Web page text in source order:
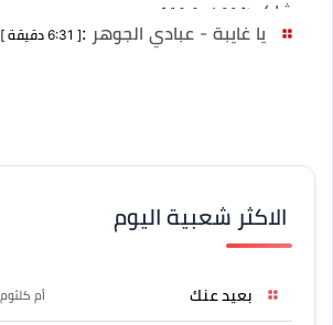
شاكر :[ 4:00 دقيقة ]
يا غايبة - عبادي الجوهر :[ 6:31 دقيقة ]
الاكثر شعبية اليوم
بعيد عنك أم كلثوم